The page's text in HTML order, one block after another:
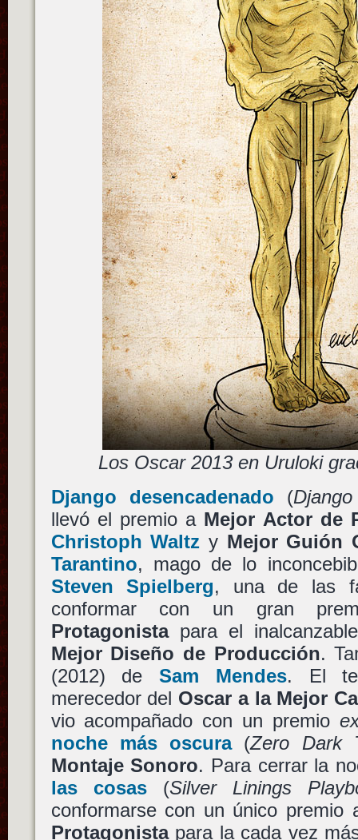
Los Oscar 2013 en Uruloki
Django desencadenado (
llevó el premio a Mejor Actor de
Christoph Waltz y Mejor Guión
Tarantino, mago de lo
Steven Spielberg, una de las
conformar con un gran
Protagonistapara el
Mejor Diseño de Producción.
(2012) deSam Mendes. El
merecedor del Oscar a la Mejor
vio acompañado con un premio
noche más oscura(Zero Dark
Montaje Sonoro. Para cerrar la
las cosas(Silver Linings
conformarse con un único premio
Protagonistapara la cada vez